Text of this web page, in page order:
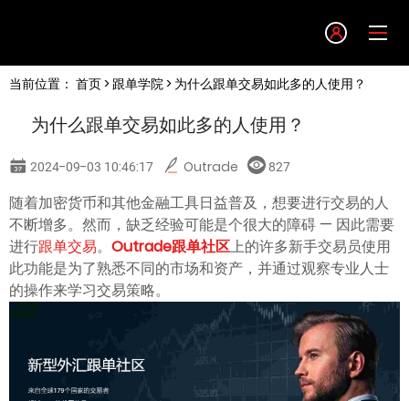
English
繁體中文
한글
Tiếng việt
当前位置： 首页> 跟单学院> 为什么跟单交易如此多的人使用？
为什么跟单交易如此多的人使用？
2024-09-03 10:46:17 Outrade 827
随着加密货币和其他金融工具日益普及，想要进行交易的人
不断增多。然而，缺乏经验可能是个很大的障碍 — 因此需要
进行跟单交易。 Outrade跟单社区上的许多新手交易员使用
此功能是为了熟悉不同的市场和资产，并通过观察专业人士
的操作来学习交易策略。